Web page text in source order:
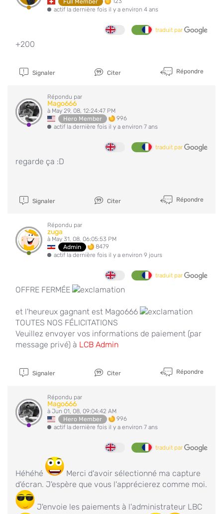
Full Member
actif la dernière fois il y a environ 4 ans
traduit par
+200
Signaler Citer Répondre
Répondu par
Mago666
à May 29, 08, 12:24:47 PM
Hero Member
996
actif la dernière fois il y a environ 7 ans
traduit par
regarde ça :D
Signaler Citer Répondre
Répondu par
zuga
à May 31, 08, 06:05:53 PM
Admin
8479
actif la dernière fois il y a environ 9 jours
traduit par
OFFRE FERMÉE
et l'heureux gagnant est Mago666
TOUTES NOS FÉLICITATIONS
Veuillez envoyer vos informations de paiement (par
message privé) à LCB Admin
Signaler Citer Répondre
Répondu par
Mago666
à Jun 01, 08, 09:04:42 AM
Hero Member
996
actif la dernière fois il y a environ 7 ans
traduit par
Héhéhé
Merci d'avoir sélectionné ma capture
d'écran. J'espère que vous l'apprécierez comme moi.
J'envoie les paiements à l'administrateur LBC